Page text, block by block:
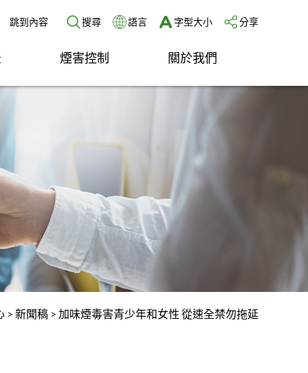
跳到內容 搜尋 語言 字型大小 分享
煙害控制 關於我們
> 新聞稿 > 加味煙毒害青少年和女性 從速全禁勿拖延